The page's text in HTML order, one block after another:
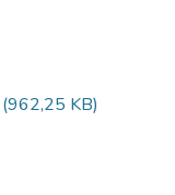
(962,25 KB)